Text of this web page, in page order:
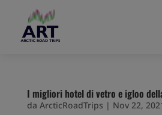
I migliori hotel di vetro e igloo
da ArcticRoadTrips | Nov 22,